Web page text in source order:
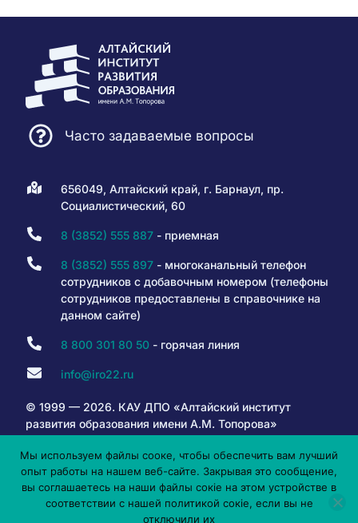
Часто задаваемые вопросы
656049, Алтайский край, г. Барнаул, пр.
Социалистический, 60
8 (3852) 555 887- приемная
8 (3852) 555 897- многоканальный телефон
сотрудников с добавочным номером (телефоны
сотрудников предоставлены в справочнике на
данном сайте)
8 800 301 80 50- горячая линия
info@iro22.ru
© 1999 — 2026. КАУ ДПО «Алтайский институт
развития образования имени А.М. Топорова»
6+
Мы используем файлы сооке, чтобы обеспечить вам лучший
опыт работы на нашем веб-сайте. Закрывая это сообщение,
вы соглашаетесь на наши файлы сокіе на этом устройстве в
соответствии с нашей политикой сокіе, если вы не
отключили их